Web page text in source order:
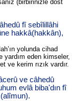
(birbirinizle dost
fî sebîlillâhi
hakkâ(hakkân),
yolunda cihad
yardım eden kimseler,
ve kerim rızık vardır.
ve câhedû
evlâ biba'dın fî